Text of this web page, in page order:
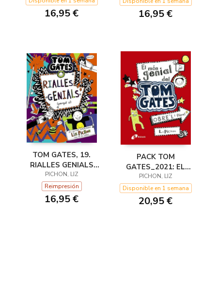
16,95 € 16,95 €
TOM GATES, 19.
RIALLES GENIALS
(PERQUÈ SÍ)
PICHON, LIZ
Reimpresión
16,95 €
PACK TOM
GATES_2021: EL
MÓN GENIAL DEL
TOM GATES + TOM
GATES: EXCUSES
PERFECTES
PICHON, LIZ
Disponible en 1 semana
20,95 €